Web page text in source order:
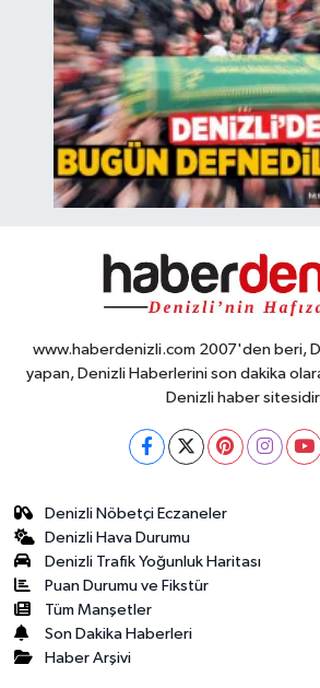
www.haberdenizli.com 2007'den beri,
yapan, Denizli Haberlerini son dakika
Denizli haber
Denizli Nöbetçi Eczaneler
Denizli Hava Durumu
Denizli Trafik Yoğunluk Haritası
Puan Durumu ve Fikstür
Tüm Manşetler
Son Dakika Haberleri
Haber Arşivi